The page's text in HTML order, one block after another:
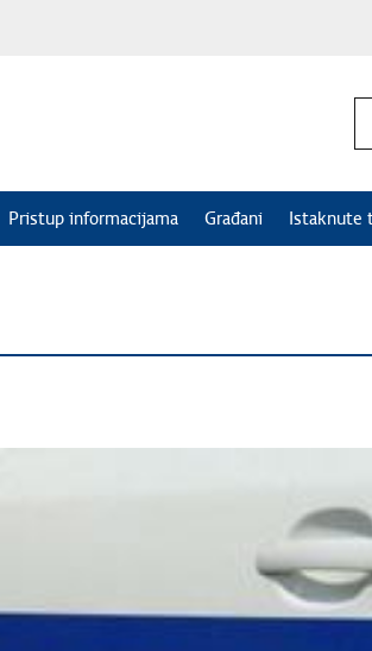
Pristup informacijama Građani Istaknute